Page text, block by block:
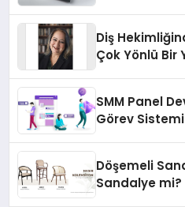
Diş
Çok Yönlü Bir
SMM Panel
Görev Sistemi
Döşemeli
Sandalye